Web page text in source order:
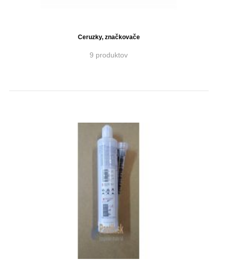
Ceruzky, značkovače
9 produktov